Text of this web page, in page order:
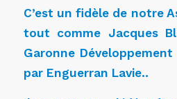
C’est un fidèle de notre
tout comme Jacques
Garonne
par Enguerran Lavie..